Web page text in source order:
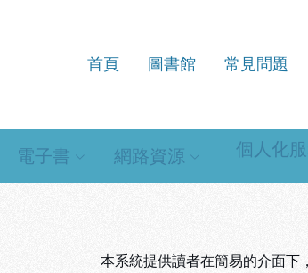
首頁 圖書館 常見問題
電子書 網路資源 個人化
本系統提供讀者在簡易的介面下